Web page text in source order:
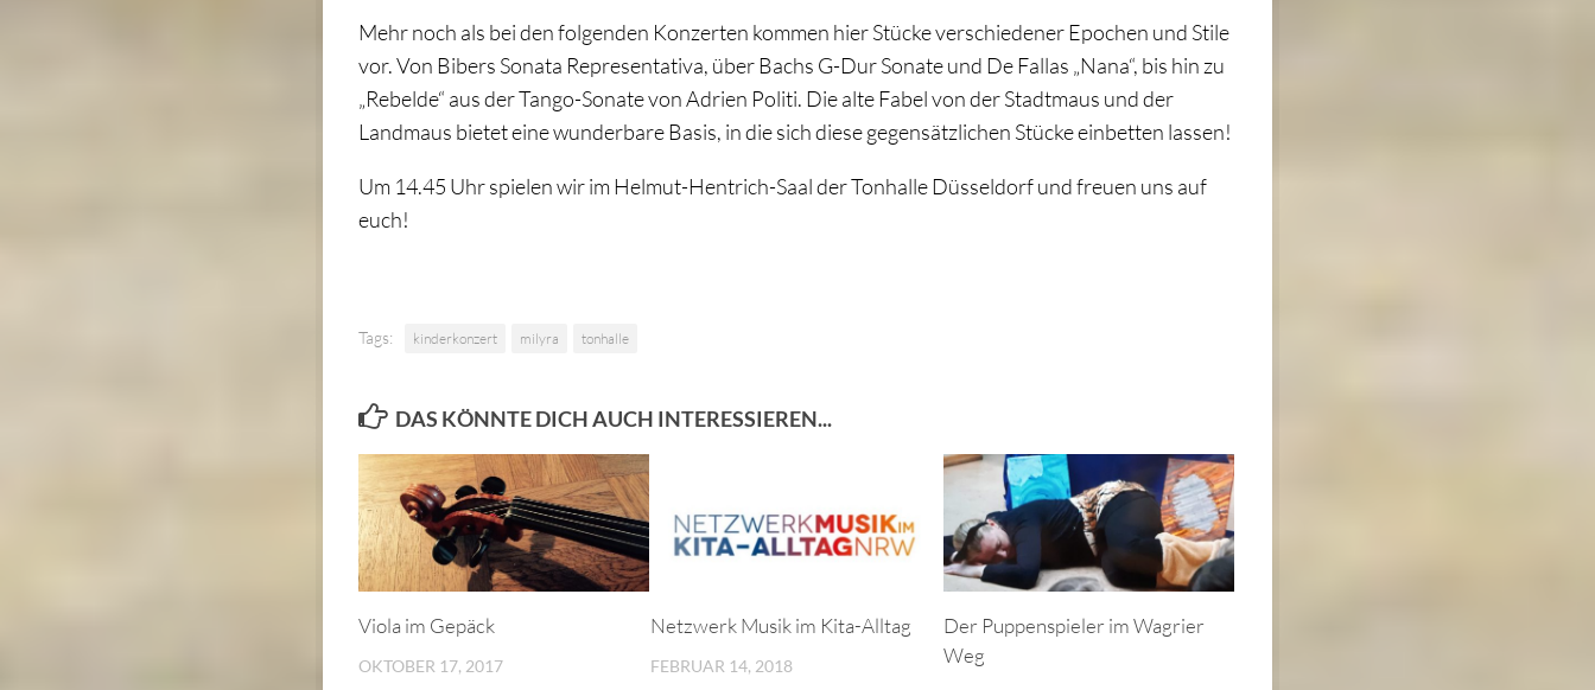
Mehr noch als bei den folgenden Konzerten kommen hier Stücke verschiedener Epochen und Stile
vor. Von Bibers Sonata Representativa, über Bachs G-Dur Sonate und De Fallas „Nana“, bis hin zu
„Rebelde“ aus der Tango-Sonate von Adrien Politi. Die alte Fabel von der Stadtmaus und der
Landmaus bietet eine wunderbare Basis, in die sich diese gegensätzlichen Stücke einbetten lassen!
Um 14.45 Uhr spielen wir im Helmut-Hentrich-Saal der Tonhalle Düsseldorf und freuen uns auf
euch!
Tags: kinderkonzert milyra tonhalle
DAS KÖNNTE DICH AUCH INTERESSIEREN...
Viola im Gepäck
OKTOBER 17, 2017
Netzwerk Musik im Kita-Alltag
FEBRUAR 14, 2018
Der Puppenspieler im Wagrier
Weg